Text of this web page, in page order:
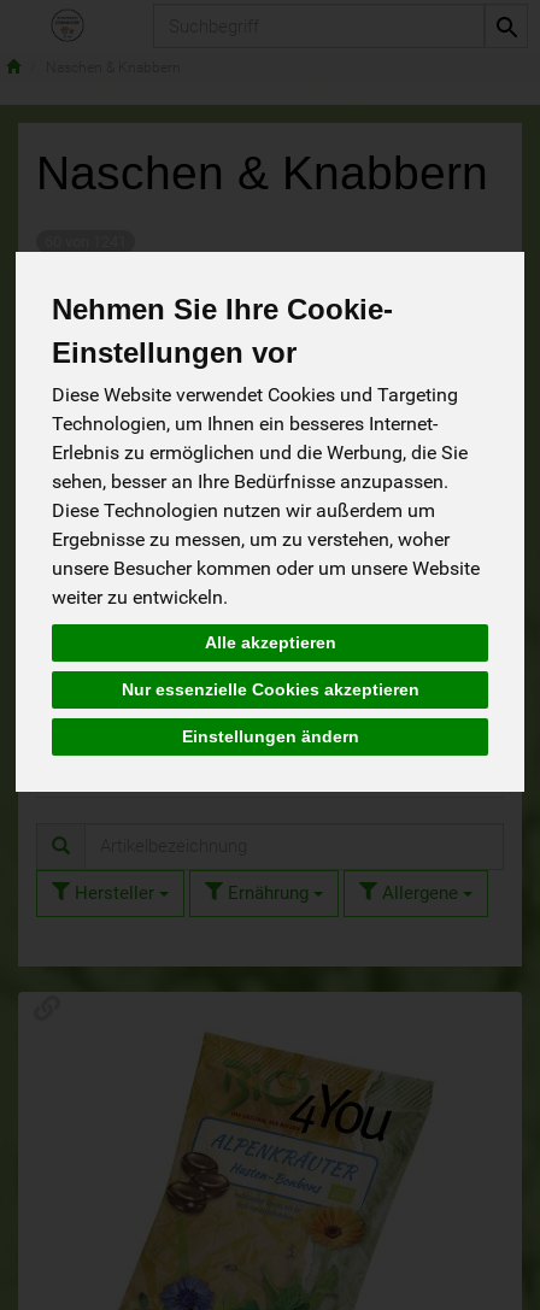
Nehmen Sie Ihre Cookie-
Einstellungen vor
Diese Website verwendet Cookies und Targeting
Technologien, um Ihnen ein besseres Internet-
Erlebnis zu ermöglichen und die Werbung, die Sie
sehen, besser an Ihre Bedürfnisse anzupassen.
Diese Technologien nutzen wir außerdem um
Ergebnisse zu messen, um zu verstehen, woher
unsere Besucher kommen oder um unsere Website
weiter zu entwickeln.
Alle akzeptieren
Nur essenzielle Cookies akzeptieren
Einstellungen ändern
Naschen & Knabbern
9
Knabbereien Schokolade
Hersteller Ernährung Allergene